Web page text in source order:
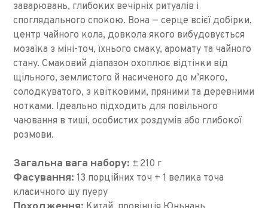
заварювань, глибоких вечірніх ритуалів і
споглядального спокою. Вона — серце всієї добірки,
центр чайного кола, довкола якого вибудовується
мозаїка з міні-точ, їхнього смаку, аромату та чайного
стану. Смаковий діапазон охоплює відтінки від
щільного, землистого й насиченого до м’якого,
солодкуватого, з квітковими, пряними та деревними
нотками. Ідеально підходить для повільного
чаювання в тиші, особистих роздумів або глибокої
розмови.
Загальна вага набору: ± 210 г
Фасування: 13 порційних точ + 1 велика точа
класичного шу пуеру